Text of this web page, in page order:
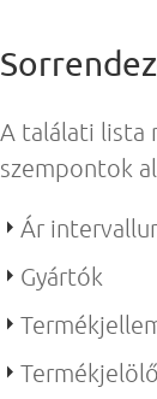
A találati lista
szempontok
Ár
Gyártók